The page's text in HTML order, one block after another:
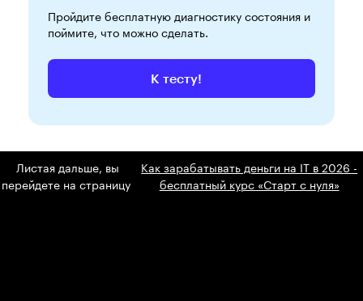
Пройдите бесплатную диагностику состояния и
поймите, что можно сделать.
К тесту!
Листая дальше, вы
перейдете на страницу
Как зарабатывать деньги на IT в 2026 -
бесплатный курс «Старт с нуля»